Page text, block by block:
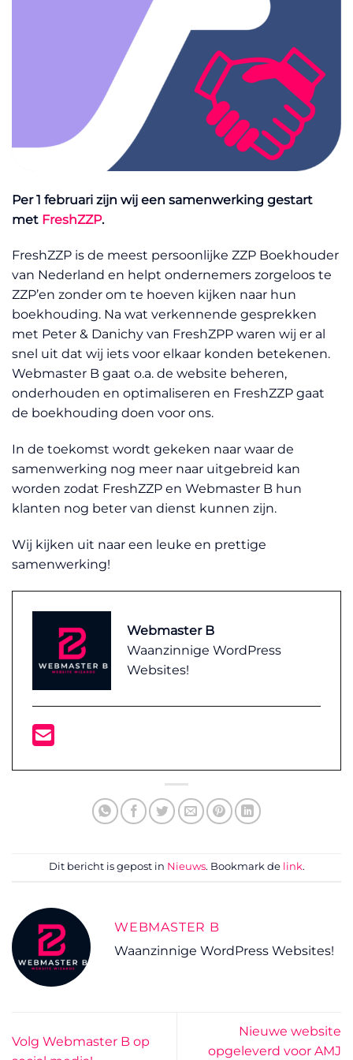
Per 1 februari zijn wij een samenwerking gestart
met FreshZZP.
FreshZZP is de meest persoonlijke ZZP Boekhouder
van Nederland en helpt ondernemers zorgeloos te
ZZP’en zonder om te hoeven kijken naar hun
boekhouding. Na wat verkennende gesprekken
met Peter & Danichy van FreshZPP waren wij er al
snel uit dat wij iets voor elkaar konden betekenen.
Webmaster B gaat o.a. de website beheren,
onderhouden en optimaliseren en FreshZZP gaat
de boekhouding doen voor ons.
In de toekomst wordt gekeken naar waar de
samenwerking nog meer naar uitgebreid kan
worden zodat FreshZZP en Webmaster B hun
klanten nog beter van dienst kunnen zijn.
Wij kijken uit naar een leuke en prettige
samenwerking!
Webmaster B
Waanzinnige WordPress
Websites!
Dit bericht is gepost in Nieuws. Bookmark de link.
WEBMASTER B
Waanzinnige WordPress Websites!
Volg Webmaster B op
Nieuwe website
opgeleverd voor AMJ